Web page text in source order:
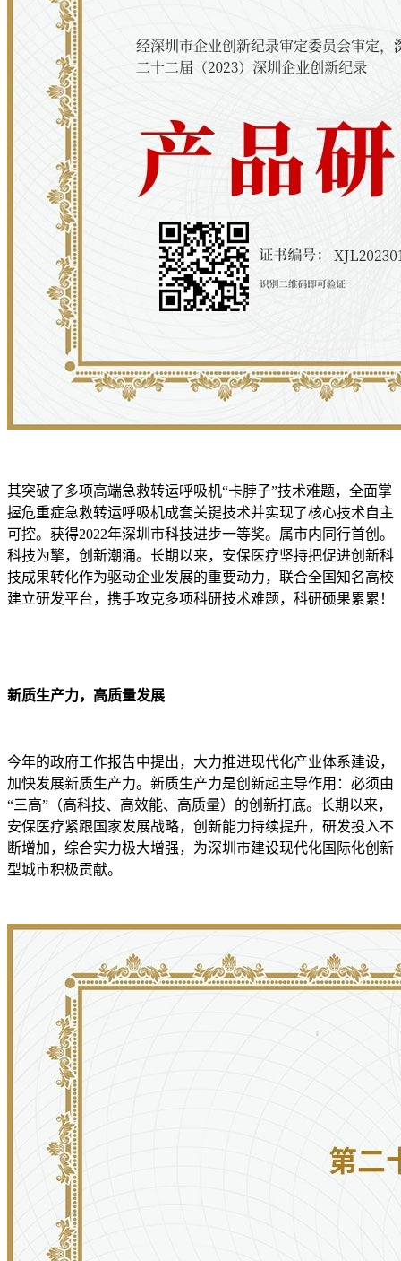
其突破了多项高端急救转运呼吸机“卡脖子”技术难题，全面掌
握危重症急救转运呼吸机成套关键技术并实现了核心技术自主
可控。获得2022年深圳市科技进步一等奖。属市内同行首创。
科技为擎，创新潮涌。长期以来，安保医疗坚持把促进创新科
技成果转化作为驱动企业发展的重要动力，联合全国知名高校
建立研发平台，携手攻克多项科研技术难题，科研硕果累累！
新质生产力，高质量发展
今年的政府工作报告中提出，大力推进现代化产业体系建设，
加快发展新质生产力。新质生产力是创新起主导作用：必须由
“三高”（高科技、高效能、高质量）的创新打底。长期以来，
安保医疗紧跟国家发展战略，创新能力持续提升，研发投入不
断增加，综合实力极大增强，为深圳市建设现代化国际化创新
型城市积极贡献。